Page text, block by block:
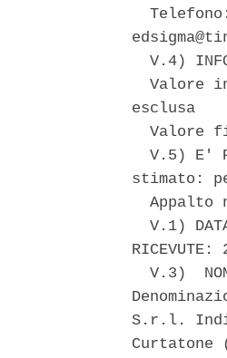
V.4)
Valore
esclusa
Valore
V.5) E'
stimato:
Appalto
V.1)
RICEVUTE:
V.3)
S.r.l.
Curtatone